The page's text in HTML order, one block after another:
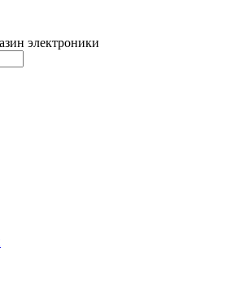
электроники